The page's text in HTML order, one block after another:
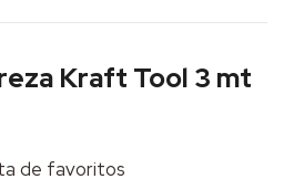
Kraft Tool 3 mt
de favoritos